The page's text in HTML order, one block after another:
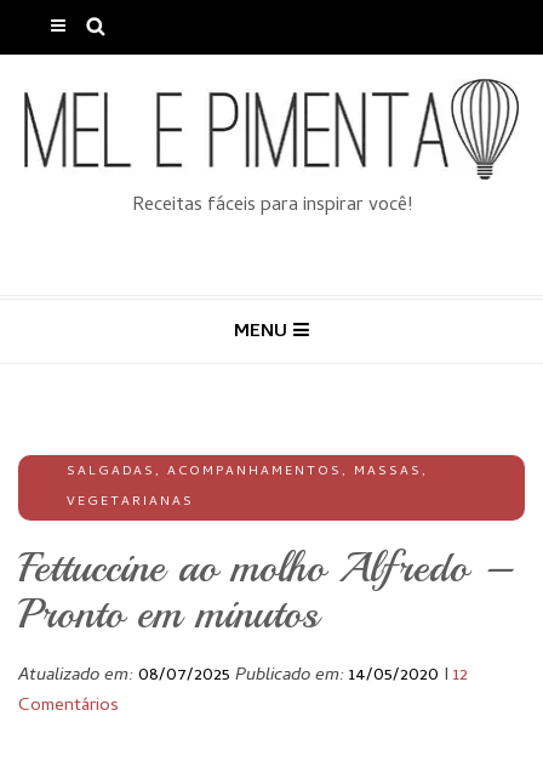
Receitas fáceis para inspirar você!
MENU
SALGADAS, ACOMPANHAMENTOS, MASSAS,
VEGETARIANAS
Fettuccine ao molho Alfredo –
Pronto em minutos
Atualizado em:08/07/2025 Publicado em:14/05/2020 I 12
Comentários